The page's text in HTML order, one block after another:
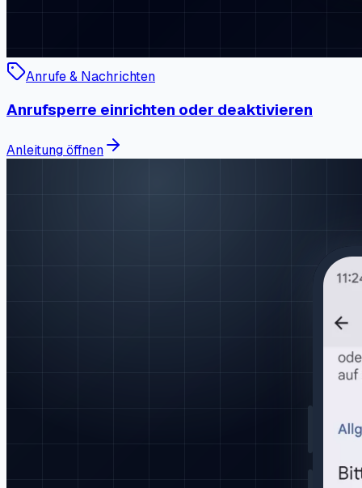
Anrufe & Nachrichten
Anrufsperre einrichten oder deaktivieren
Anleitung öffnen